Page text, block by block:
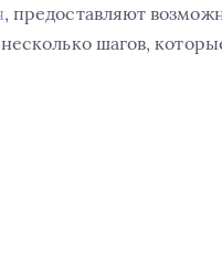
, предоставляют
шагов,